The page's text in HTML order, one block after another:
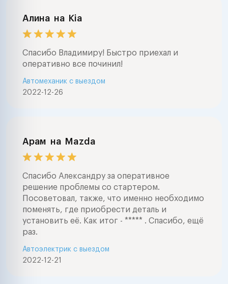
Алина на Kia
Спасибо Владимиру! Быстро приехал и
оперативно все починил!
2022-12-26
Автомеханик с выездом
Арам на Mazda
Спасибо Александру за оперативное
решение проблемы со стартером.
Посоветовал, также, что именно необходимо
поменять, где приобрести деталь и
установить её. Как итог - ***** . Спасибо, ещё
раз.
2022-12-21
Автоэлектрик с выездом